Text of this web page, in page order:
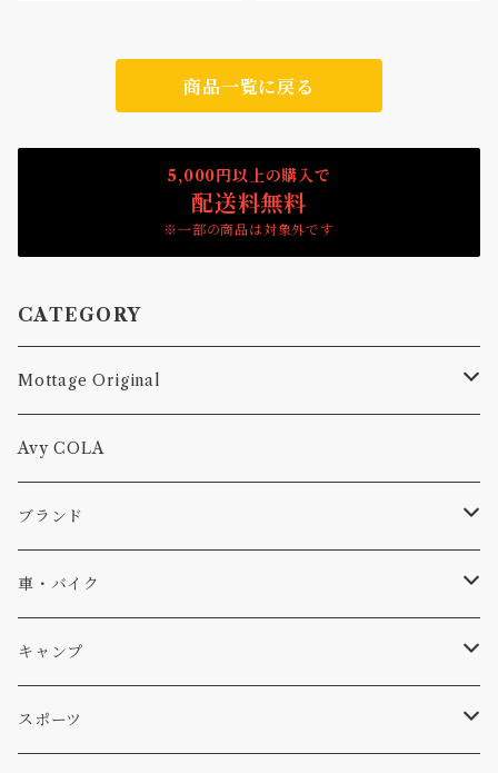
商品一覧に戻る
5,000円以上の購入で
配送料無料
※一部の商品は対象外です
CATEGORY
Mottage Original
Tシャツ
キャップ、ニット
ソックス
雑貨
ステッカー
Avy COLA
ブランド
Db
サーフ
スキー
A-Frame
DOGS
Four My Self
車・バイク
車外
マット、シート
キャンプ
ファニチャー
スポーツ